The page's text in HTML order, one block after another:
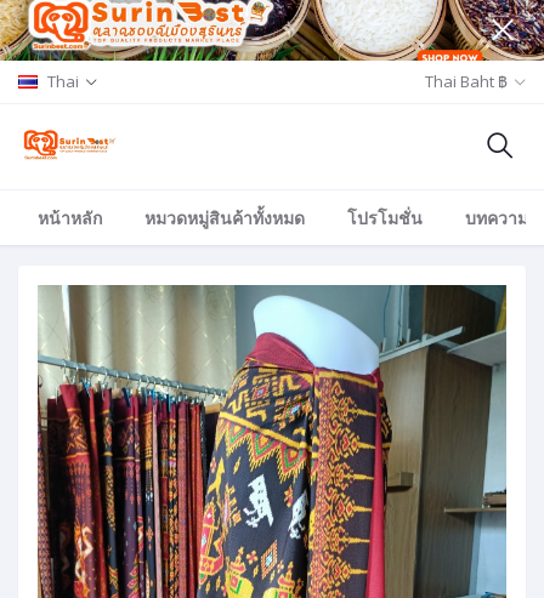
Thai Thai Baht ฿
หน้าหลัก หมวดหมู่สินค้าทั้งหมด โปรโมชั่น บทความ/